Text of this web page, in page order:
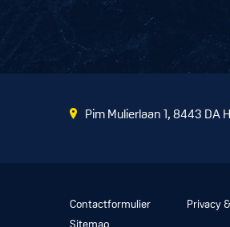
Pim Mulierlaan 1, 8443 DA
Contactformulier Privacy